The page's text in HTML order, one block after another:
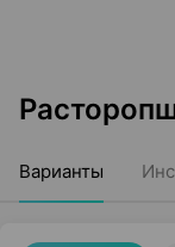
Варианты